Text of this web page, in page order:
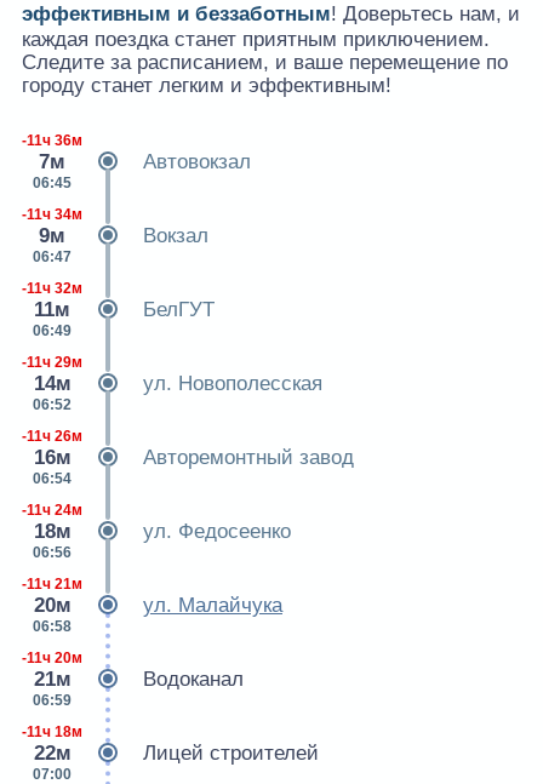
эффективным и беззаботным! Доверьтесь нам, и
каждая поездка станет приятным приключением.
Следите за расписанием, и ваше перемещение по
городу станет легким и эффективным!
-11ч 36м
7м
06:45
Автовокзал
-11ч 34м
9м
06:47
Вокзал
-11ч 32м
11м
06:49
БелГУТ
-11ч 29м
14м
06:52
ул. Новополесская
-11ч 26м
16м
06:54
Авторемонтный завод
-11ч 24м
18м
06:56
ул. Федосеенко
-11ч 21м
20м
06:58
ул. Малайчука
-11ч 20м
21м
06:59
Водоканал
-11ч 18м
22м
07:00
Лицей строителей